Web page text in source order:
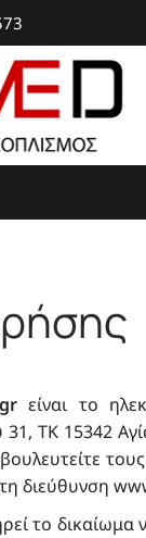
είναι το
ΤΚ 15342
διεύθυνση
το